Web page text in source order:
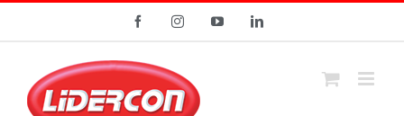
conteúdo
FacebookInstagramYouTubeLinkedIn